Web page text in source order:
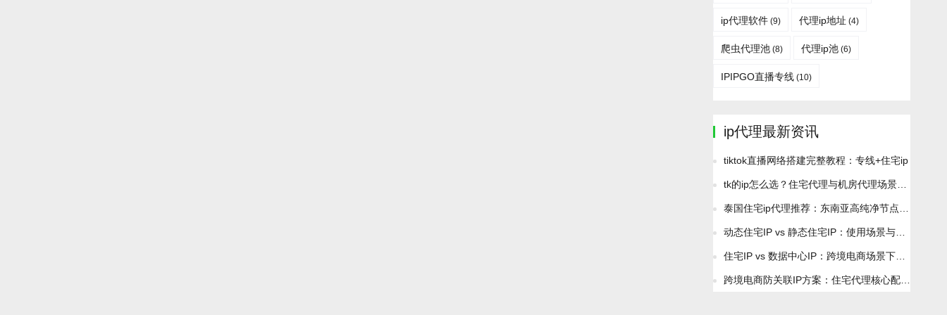
ip代理软件 (9) 代理ip地址 (4)
爬虫代理池 (8) 代理ip池 (6)
IPIPGO直播专线 (10)
ip代理最新资讯
tiktok直播网络搭建完整教程：专线+住宅ip